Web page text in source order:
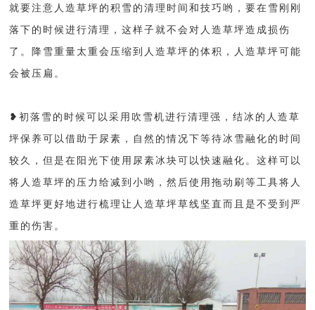
就要注意人造草坪的积雪的清理时间和技巧哟，要在雪刚刚
落下的时候进行清理，这样子就不会对人造草坪造成损伤
了。降雪重量太重会压缩到人造草坪的体积，人造草坪可能
会被压扁。
❥初落雪的时候可以采用吹雪机进行清理强，结冰的人造草
坪保养可以借助于尿素，自然的情况下等待冰雪融化的时间
较久，但是在阳光下使用尿素冰块可以快速融化。这样可以
将人造草坪的压力给减到小哟，然后使用拖动刷等工具将人
造草坪更好地进行梳理让人造草坪草线坚直而且是不受到严
重的伤害。